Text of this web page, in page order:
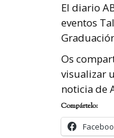
El diario
eventos
Os
visualizar
noticia de
Compártelo: